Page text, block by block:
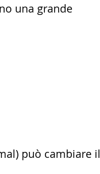
una grande
può cambiare il